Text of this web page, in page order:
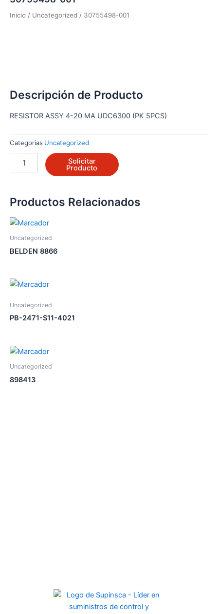
Inicio / Uncategorized / 30755498-001
Descripción de Producto
RESISTOR ASSY 4-20 MA UDC6300 (PK 5PCS)
Categorias Uncategorized
Solicitar
Producto
Productos Relacionados
Uncategorized
BELDEN 8866
Uncategorized
PB-2471-S11-4021
Uncategorized
898413